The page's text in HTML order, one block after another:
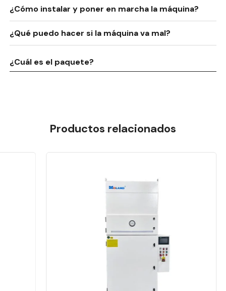
¿Cómo instalar y poner en marcha la máquina?
¿Qué puedo hacer si la máquina va mal?
¿Cuál es el paquete?
Productos relacionados